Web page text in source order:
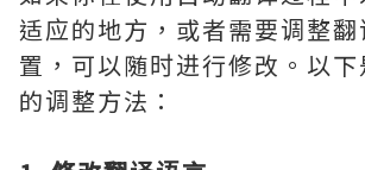
适应的地方，或者需要调整
置，可以随时进行修改。以
的调整方法：